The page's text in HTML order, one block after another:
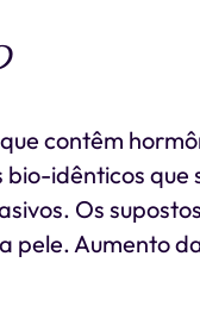
contêm
idênticos que
Os
pele. Aumento